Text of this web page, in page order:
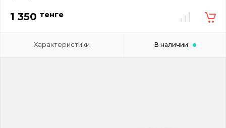
1 350 тенге
Характеристики В наличии